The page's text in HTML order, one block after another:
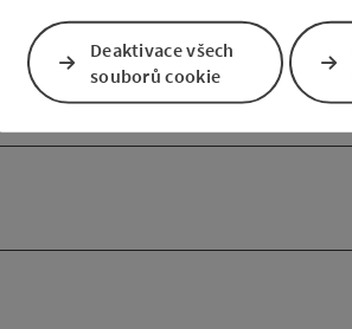
Deaktivace všech
souborů cookie